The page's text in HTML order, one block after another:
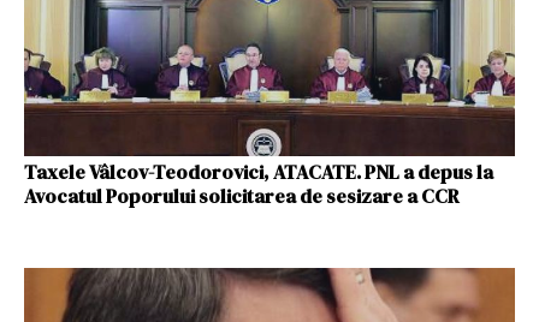
Taxele Vâlcov-Teodorovici, ATACATE. PNL a depus la
Avocatul Poporului solicitarea de sesizare a CCR